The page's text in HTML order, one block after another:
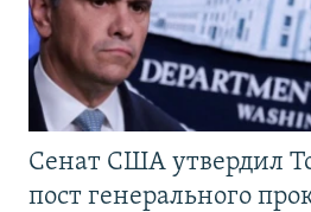
Сенат США утвердил
пост генерального